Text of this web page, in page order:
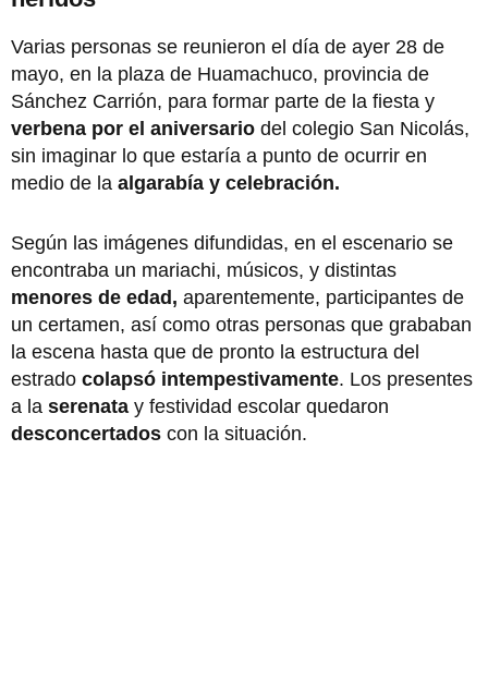
Varias personas se reunieron el día de ayer 28 de
mayo, en la plaza de Huamachuco, provincia de
Sánchez Carrión, para formar parte de la fiesta y
verbena por el aniversario del colegio San Nicolás,
sin imaginar lo que estaría a punto de ocurrir en
medio de la algarabía y celebración.
Según las imágenes difundidas, en el escenario se
encontraba un mariachi, músicos, y distintas
menores de edad, aparentemente, participantes de
un certamen, así como otras personas que grababan
la escena hasta que de pronto la estructura del
estrado colapsó intempestivamente. Los presentes
a la serenata y festividad escolar quedaron
desconcertados con la situación.